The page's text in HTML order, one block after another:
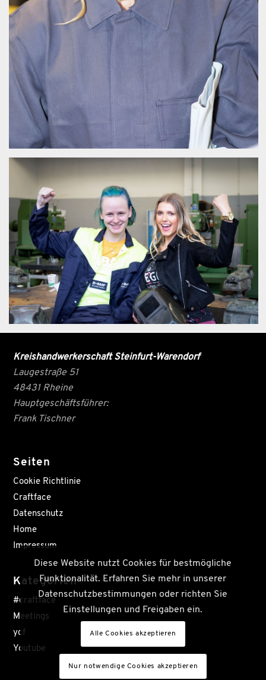
Kreishandwerkerschaft Steinfurt-Warendorf
Laugestraße 51
48431 Rheine
Hauptgeschäftsführer:
Frank Tischner
Seiten
Cookie Richtlinie
Craftface
Datenschutz
Home
Impressum
Kategorien
#craftface
Meetings
ycf
Youtube
Diese Website nutzt Cookies für bestmögliche
Funktionalität. Erfahren Sie mehr in unserer
Datenschutzbestimmungen oder richten Sie
Einstellungen und Freigaben ein.
Alle Cookies akzeptieren
Nur notwendige Cookies akzeptieren